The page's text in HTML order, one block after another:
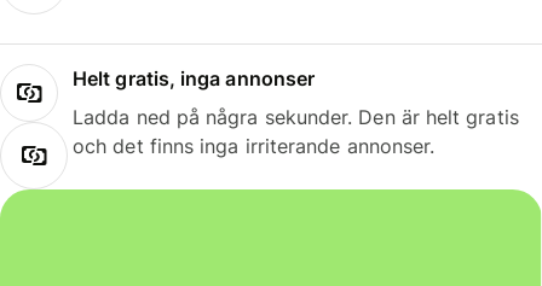
Helt gratis, inga annonser
Ladda ned på några sekunder. Den är helt gratis
och det finns inga irriterande annonser.